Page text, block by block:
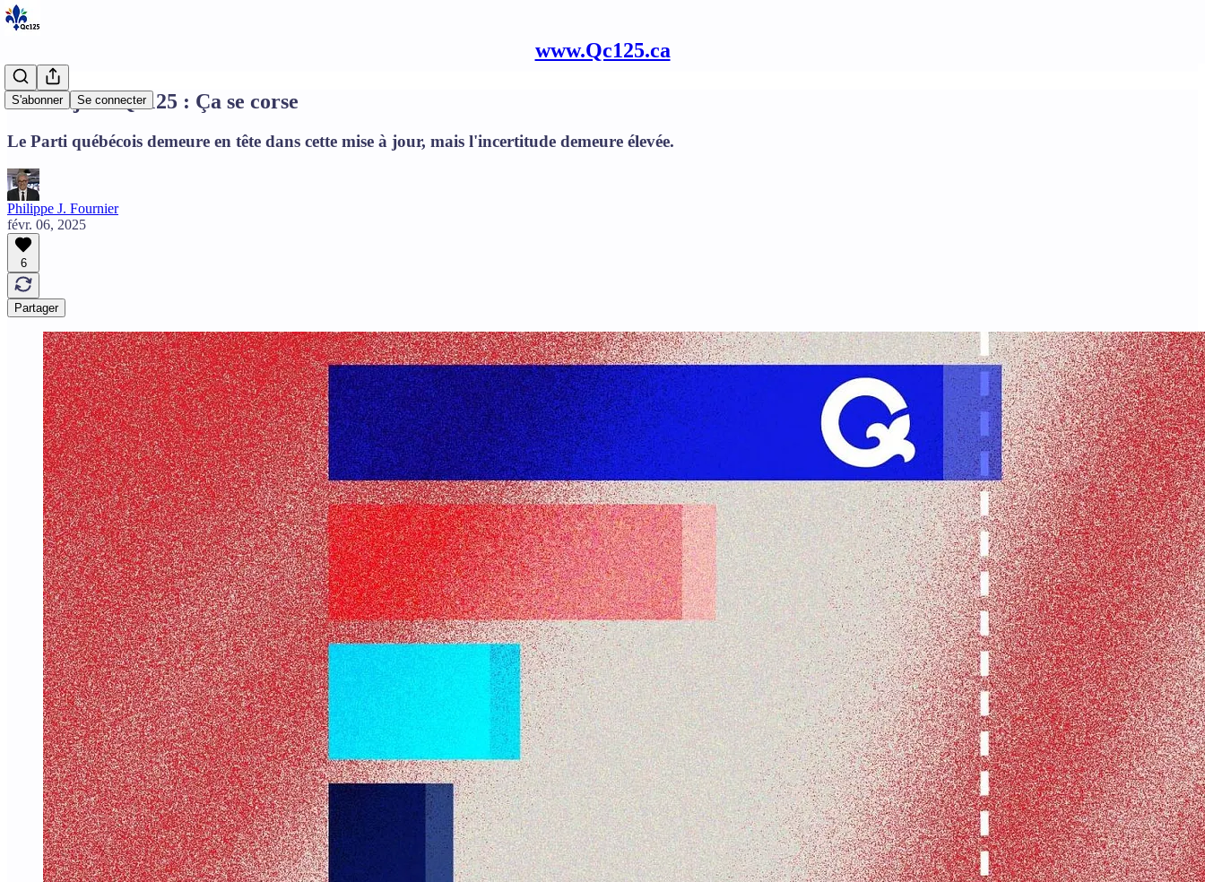
www.Qc125.ca
S'abonner Se connecter
Mise à jour Qc125 : Ça se corse
Le Parti québécois demeure en tête dans cette mise à jour, mais l'incertitude demeure élevée.
Philippe J. Fournier
févr. 06, 2025
6
Partager